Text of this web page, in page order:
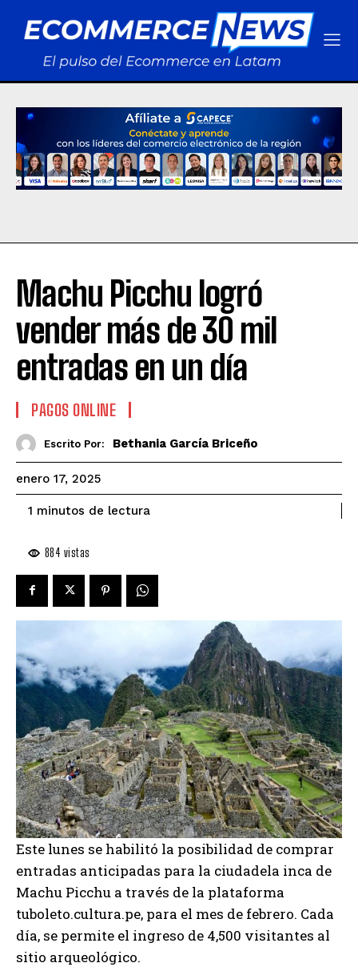
Machu Picchu logró
vender más de 30 mil
entradas en un día
PAGOS ONLINE
Escrito Por: Bethania García Briceño
enero 17, 2025
1 minutos de lectura
884 vistas
Este lunes se habilitó la posibilidad de comprar
entradas anticipadas para la ciudadela inca de
Machu Picchu a través de la plataforma
tuboleto.cultura.pe, para el mes de febrero. Cada
día, se permite el ingreso de 4,500 visitantes al
sitio arqueológico.